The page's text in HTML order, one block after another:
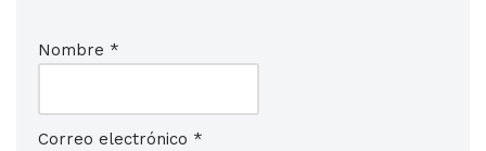
Nombre *
Correo electrónico *